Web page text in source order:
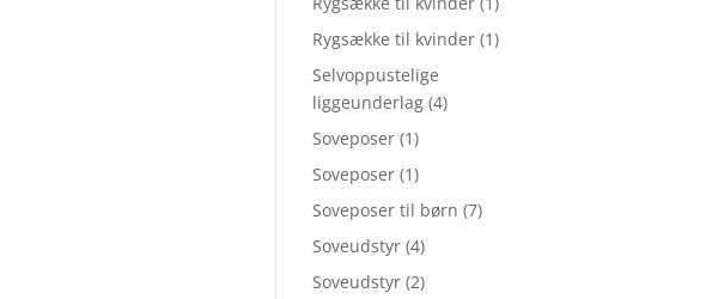
Rygsække til kvinder (1)
Selvoppustelige
liggeunderlag (4)
Soveposer (1)
Soveposer (1)
Soveposer til børn (7)
Soveudstyr (4)
Soveudstyr (2)